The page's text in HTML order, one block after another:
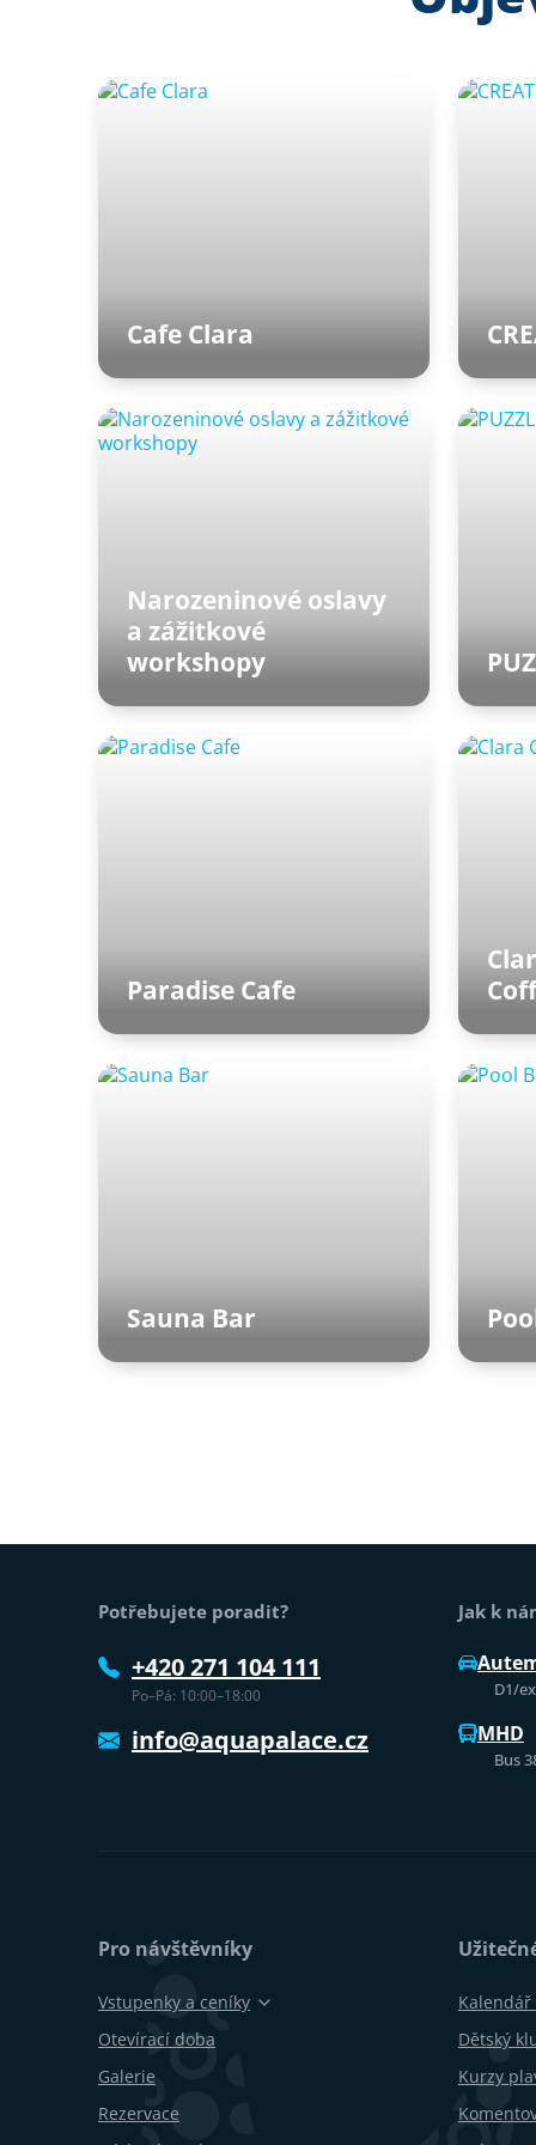
Cafe Clara
Narozeninové oslavy
a zážitkové
workshopy
Paradise Cafe
Sauna Bar
Potřebujete poradit?
+420 271 104 111
Po–Pá: 10:00–18:00
info@aquapalace.cz
Jak k
D1/
MHD
Bus
Pro návštěvníky
Vstupenky a ceníky
Otevírací doba
Galerie
Rezervace
Kalendář
Dětský
Kurzy